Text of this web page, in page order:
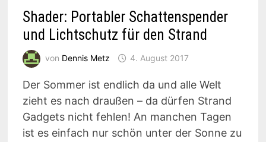
Shader: Portabler Schattenspender
und Lichtschutz für den Strand
von Dennis Metz 4. August 2017
Der Sommer ist endlich da und alle Welt
zieht es nach draußen – da dürfen Strand
Gadgets nicht fehlen! An manchen Tagen
ist es einfach nur schön unter der Sonne zu